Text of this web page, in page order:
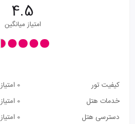
4.5
امتیاز میانگین
کیفیت تور 0 امتیاز
خدمات هتل
0 امتیاز
دسترسی هتل
0 امتیاز